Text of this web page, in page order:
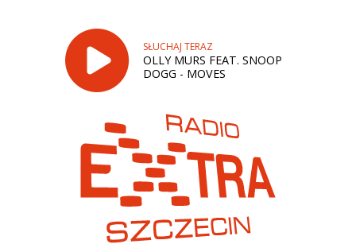
SŁUCHAJ TERAZ
OLLY MURS FEAT. SNOOP
DOGG - MOVES